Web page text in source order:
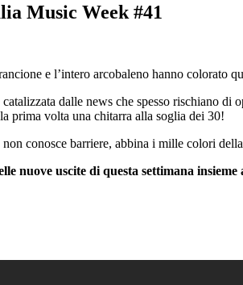
Music Week #41
e l’intero arcobaleno hanno colorato
dalle news che spesso rischiano
prima volta una chitarra alla soglia dei 30!
conosce barriere, abbina i mille colori
nuove uscite di questa settimana